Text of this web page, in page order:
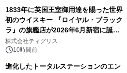
1833年に英国王室御用達を賜った世界
初のウイスキー 『ロイヤル・ブラック
ラ』の旗艦店が2026年6月新宿に誕
生 バカルディ ジャパンと連携した
没入型バー「BAR Arca」
株式会社ティグリス
10時間前
進化したトータルステーションのエン